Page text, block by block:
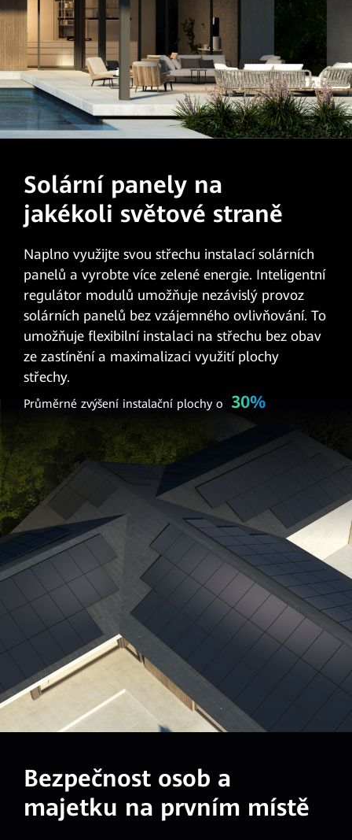
Solární panely na
jakékoli světové straně
Naplno využijte svou střechu instalací solárních
panelů a vyrobte více zelené energie. Inteligentní
regulátor modulů umožňuje nezávislý provoz
solárních panelů bez vzájemného ovlivňování. To
umožňuje flexibilní instalaci na střechu bez obav
ze zastínění a maximalizaci využití plochy
střechy.
Průměrné zvýšení instalační plochy o 30%
Bezpečnost osob a
majetku na prvním místě